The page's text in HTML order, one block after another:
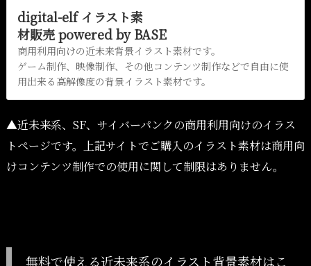
digital-elf イラスト素
材販売 powered by BASE
商用利用向けの近未来背景イラスト素材です。
ゲーム制作、映像制作、その他コンテンツ制作などで自由に使
用出来る高解像度の背景イラスト素材です。
▲近未来系、SF、サイバーパンクの商用利用向けのイラス
トページです。上記サイトでご購入のイラスト素材は商用向
けコンテンツ制作での使用に関して制限はありません。
無料で使える近未来系のイラスト背景素材はこ